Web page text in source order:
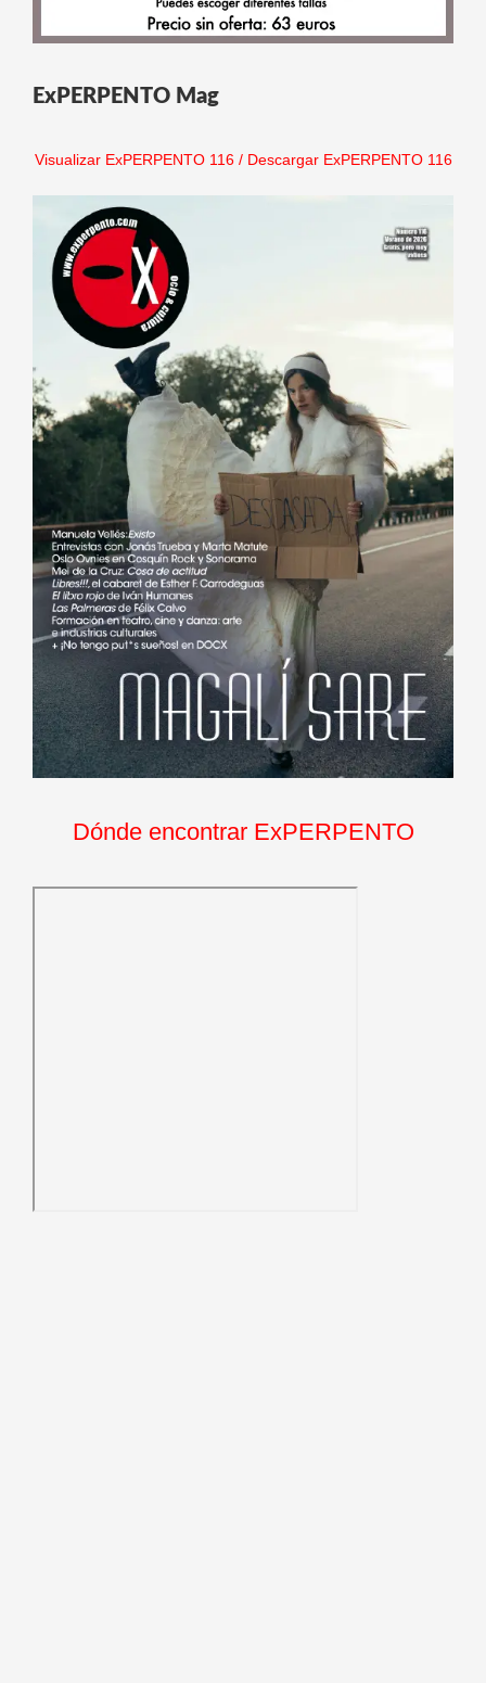
ExPERPENTO Mag
Visualizar ExPERPENTO 116/ Descargar ExPERPENTO 116
Dónde encontrar ExPERPENTO